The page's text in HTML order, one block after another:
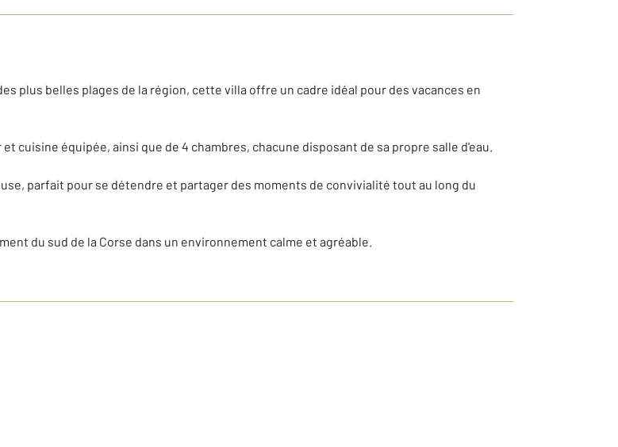
plus belles plages de la région, cette villa offre un cadre idéal pour des vacances en
cuisine équipée, ainsi que de 4 chambres, chacune disposant de sa propre salle d'eau.
parfait pour se détendre et partager des moments de convivialité tout au long du
du sud de la Corse dans un environnement calme et agréable.